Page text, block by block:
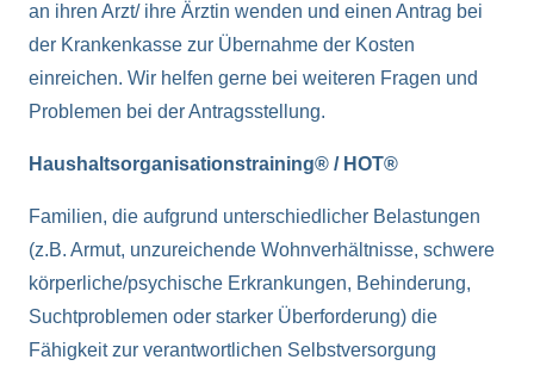
an ihren Arzt/ ihre Ärztin wenden und einen Antrag bei
der Krankenkasse zur Übernahme der Kosten
einreichen. Wir helfen gerne bei weiteren Fragen und
Problemen bei der Antragsstellung.
Haushaltsorganisationstraining® / HOT®
Familien, die aufgrund unterschiedlicher Belastungen
(z.B. Armut, unzureichende Wohnverhältnisse, schwere
körperliche/psychische Erkrankungen, Behinderung,
Suchtproblemen oder starker Überforderung) die
Fähigkeit zur verantwortlichen Selbstversorgung